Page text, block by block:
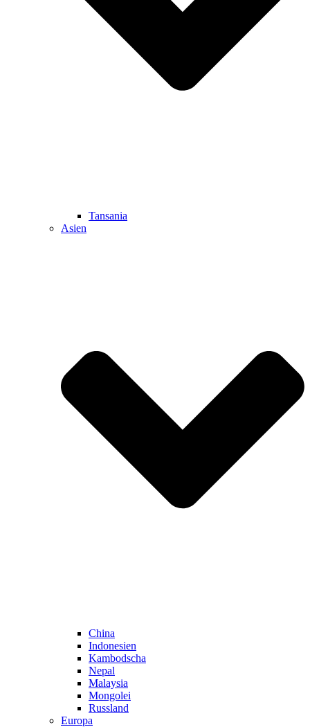
Tansania
Asien
China
Indonesien
Kambodscha
Nepal
Malaysia
Mongolei
Russland
Europa